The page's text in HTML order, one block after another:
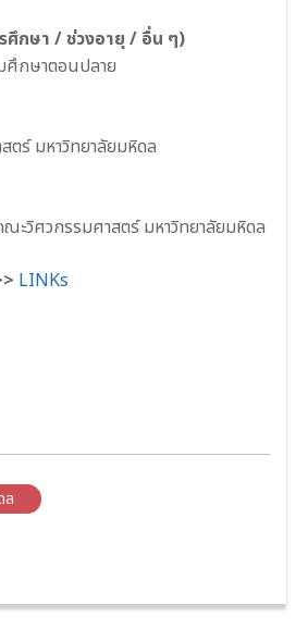
กษา / ช่วงอายุ / อื่น ๆ)
กษาตอนปลาย
ตร์ มหาวิทยาลัยมหิดล
ะวิศวกรรมศาสตร์ มหาวิทยาลัยมหิดล
LINKs
ล